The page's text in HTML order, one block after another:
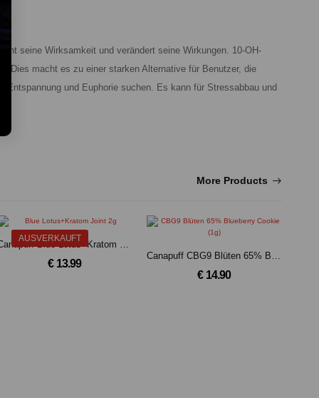
seine Wirksamkeit und verändert seine Wirkungen. 10-OH-
Dies macht es zu einer starken Alternative für Benutzer, die
und Euphorie suchen. Es kann für Stressabbau und
More Products
AUSVERKAUFT
€ 13.99
€ 14.90